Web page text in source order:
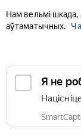
Нам вельмі
аўтаматычных.
Я не